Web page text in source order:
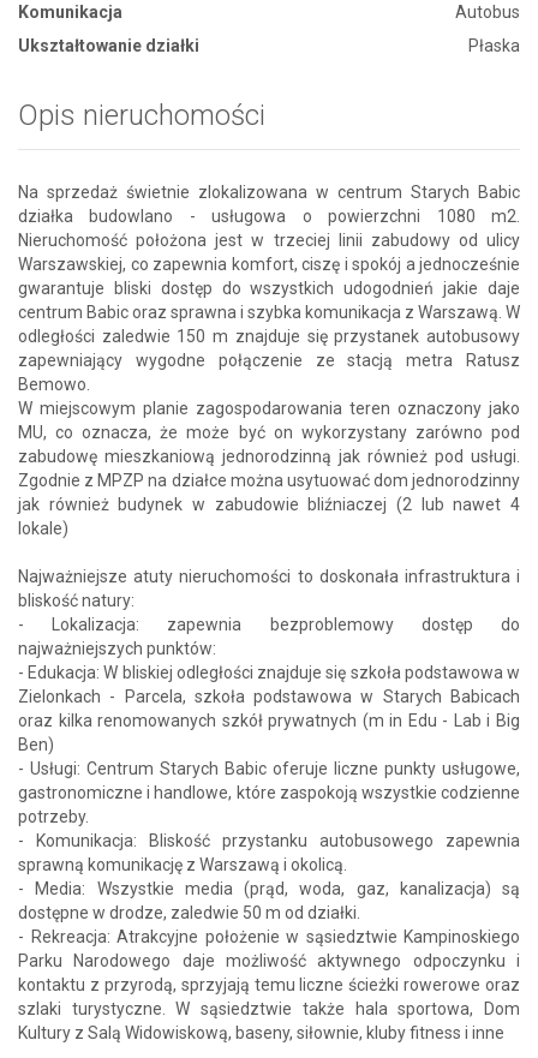
Komunikacja
Autobus
Ukształtowanie działki
Płaska
Opis nieruchomości
Na sprzedaż świetnie zlokalizowana w centrum Starych Babic
działka budowlano - usługowa o powierzchni 1080 m2.
Nieruchomość położona jest w trzeciej linii zabudowy od ulicy
Warszawskiej, co zapewnia komfort, ciszę i spokój a jednocześnie
gwarantuje bliski dostęp do wszystkich udogodnień jakie daje
centrum Babic oraz sprawna i szybka komunikacja z Warszawą. W
odległości zaledwie 150 m znajduje się przystanek autobusowy
zapewniający wygodne połączenie ze stacją metra Ratusz
Bemowo.
W miejscowym planie zagospodarowania teren oznaczony jako
MU, co oznacza, że może być on wykorzystany zarówno pod
zabudowę mieszkaniową jednorodzinną jak również pod usługi.
Zgodnie z MPZP na działce można usytuować dom jednorodzinny
jak również budynek w zabudowie bliźniaczej (2 lub nawet 4
lokale)
Najważniejsze atuty nieruchomości to doskonała infrastruktura i
bliskość natury:
- Lokalizacja: zapewnia bezproblemowy dostęp do
najważniejszych punktów:
- Edukacja: W bliskiej odległości znajduje się szkoła podstawowa w
Zielonkach - Parcela, szkoła podstawowa w Starych Babicach
oraz kilka renomowanych szkół prywatnych (m in Edu - Lab i Big
Ben)
- Usługi: Centrum Starych Babic oferuje liczne punkty usługowe,
gastronomiczne i handlowe, które zaspokoją wszystkie codzienne
potrzeby.
- Komunikacja: Bliskość przystanku autobusowego zapewnia
sprawną komunikację z Warszawą i okolicą.
- Media: Wszystkie media (prąd, woda, gaz, kanalizacja) są
dostępne w drodze, zaledwie 50 m od działki.
- Rekreacja: Atrakcyjne położenie w sąsiedztwie Kampinoskiego
Parku Narodowego daje możliwość aktywnego odpoczynku i
kontaktu z przyrodą, sprzyjają temu liczne ścieżki rowerowe oraz
szlaki turystyczne. W sąsiedztwie także hala sportowa, Dom
Kultury z Salą Widowiskową, baseny, siłownie, kluby fitness i inne